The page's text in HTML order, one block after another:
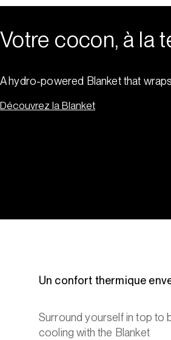
Votre cocon, à la
A hydro-powered Blanket that
Découvrez la Blanket
Un confort thermique
Surround yourself in top to
cooling with the Blanket